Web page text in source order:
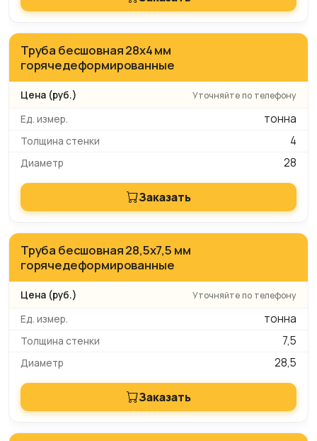
Труба бесшовная 28х4 мм
горячедеформированные
Уточняйте по телефону
тонна
4
28
Заказать
Труба бесшовная 28,5х7,5 мм
горячедеформированные
Уточняйте по телефону
тонна
7,5
28,5
Заказать